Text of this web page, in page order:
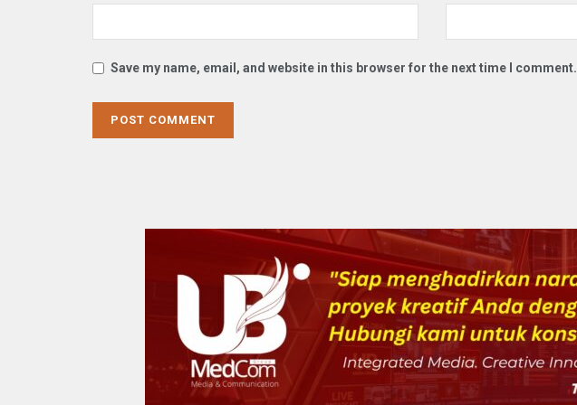
Save my name, email, and website in this browser for the next time I comment.